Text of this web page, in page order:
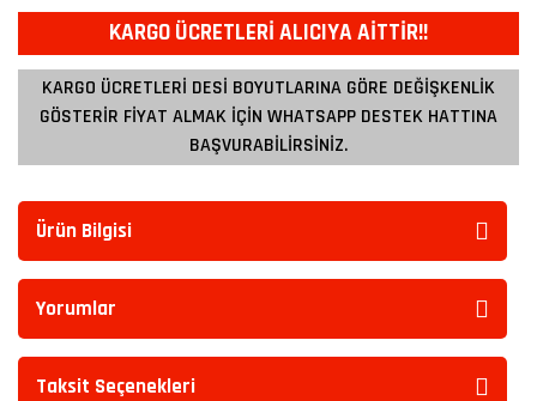
KARGO ÜCRETLERİ ALICIYA AİTTİR!!
KARGO ÜCRETLERİ DESİ BOYUTLARINA GÖRE DEĞİŞKENLİK
GÖSTERİR FİYAT ALMAK İÇİN WHATSAPP DESTEK HATTINA
BAŞVURABİLİRSİNİZ.
Ürün Bilgisi
Yorumlar
Taksit Seçenekleri